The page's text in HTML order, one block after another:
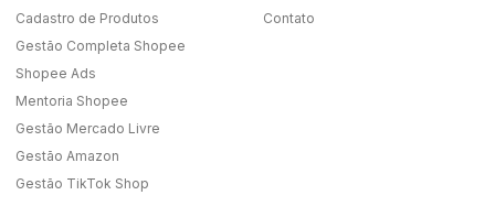
Cadastro de Produtos
Gestão Completa Shopee
Shopee Ads
Mentoria Shopee
Gestão Mercado Livre
Gestão Amazon
Gestão TikTok Shop
Contato